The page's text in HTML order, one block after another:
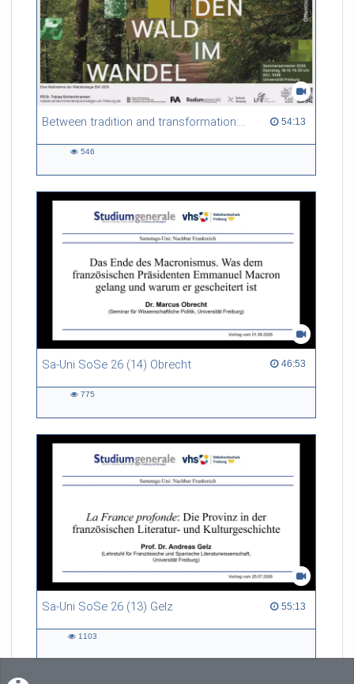
Between tradition and transformation: how owners, advisers and institutions co-create knowledge for resilient forests in Europe 54:13
54:13 duration
546
Sa-Uni SoSe 26 (14) Obrecht 46:53
46:53 duration
775
Sa-Uni SoSe 26 (13) Gelz 55:13
55:13 duration
1103